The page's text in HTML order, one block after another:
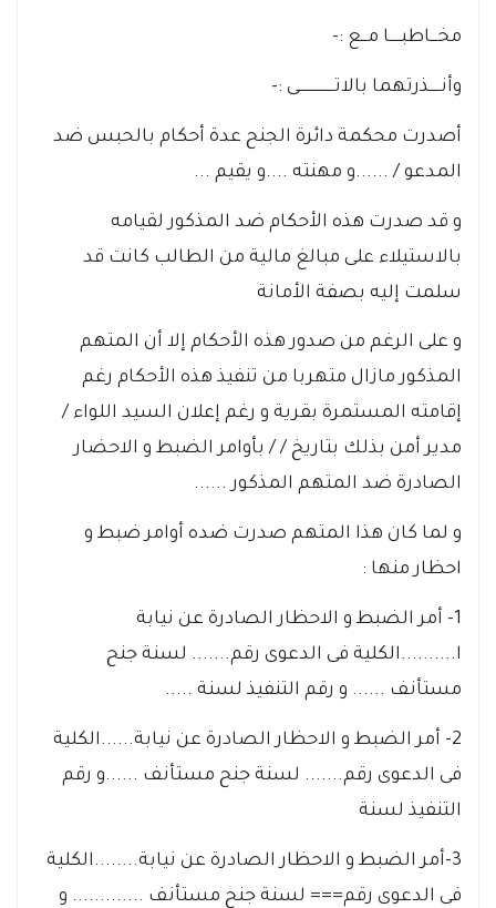
مخـــاطبـــــا مـــع :-
وأنـــــذرتهما بالاتــــــــــــــــى :-
أصدرت محكمة دائرة الجنح عدة أحكام بالحبس ضد
المدعو / ......و مهنته ....و يقيم ...
و قد صدرت هذه الأحكام ضد المذكور لقيامه
بالاستيلاء على مبالغ مالية من الطالب كانت قد
سلمت إليه بصفة الأمانة
و على الرغم من صدور هذه الأحكام إلا أن المتهم
المذكور مازال متهربا من تنفيذ هذه الأحكام رغم
إقامته المستمرة بقرية و رغم إعلان السيد اللواء /
مدير أمن بذلك بتاريخ / / بأوامر الضبط و الاحضار
الصادرة ضد المتهم المذكور ......
و لما كان هذا المتهم صدرت ضده أوامر ضبط و
احظار منها :
1- أمر الضبط و الاحظار الصادرة عن نيابة
ا..........الكلية فى الدعوى رقم....... لسنة جنح
مستأنف ...... و رقم التنفيذ لسنة .....
2- أمر الضبط و الاحظار الصادرة عن نيابة......الكلية
فى الدعوى رقم....... لسنة جنح مستأنف ......و رقم
التنفيذ لسنة
3-أمر الضبط و الاحظار الصادرة عن نيابة........الكلية
فى الدعوى رقم=== لسنة جنح مستأنف ............. و